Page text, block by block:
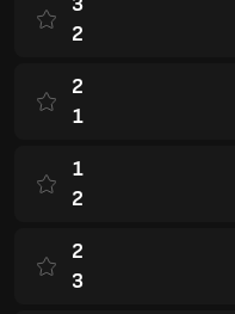
2
2
1
1
2
2
3